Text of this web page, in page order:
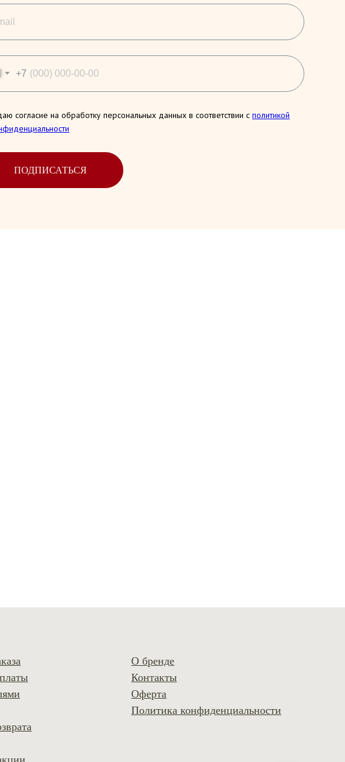
+7
согласие на обработку персональных данных в соответствии сполитикой
ПОДПИСАТЬСЯ
О бренде
Контакты
Оферта
Политика конфиденциальности